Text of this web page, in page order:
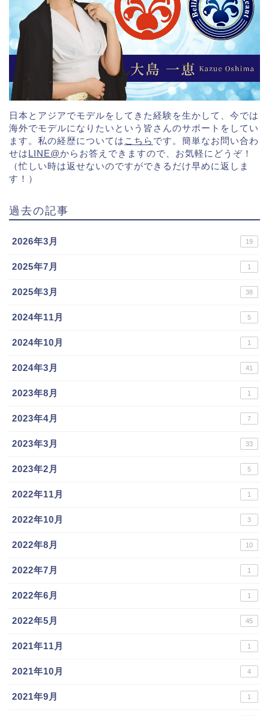
日本とアジアでモデルをしてきた経験を生かして、今では
海外でモデルになりたいという皆さんのサポートをしてい
ます。私の経歴については こちら です。簡単なお問い合わ
せはLINE@からお答えできますので、お気軽にどうぞ！
（忙しい時は返せないのですができるだけ早めに返しま
す！）
過去の記事
2026年3月 19
2025年7月 1
2025年3月 38
2024年11月 5
2024年10月 1
2024年3月 41
2023年8月 1
2023年4月 7
2023年3月 33
2023年2月 5
2022年11月 1
2022年10月 3
2022年8月 10
2022年7月 1
2022年6月 1
2022年5月 45
2021年11月 1
2021年10月 4
2021年9月 1